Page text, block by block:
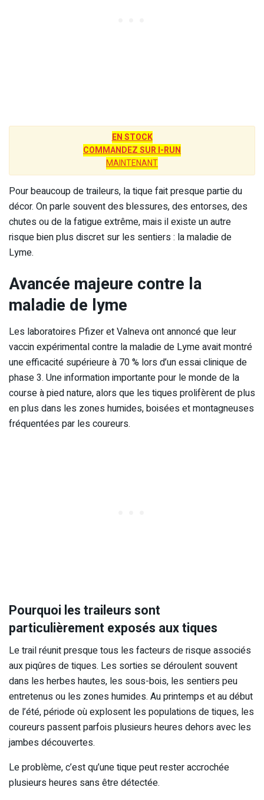
EN STOCK
COMMANDEZ SUR I-RUN
MAINTENANT
Pour beaucoup de traileurs, la tique fait presque partie du
décor. On parle souvent des blessures, des entorses, des
chutes ou de la fatigue extrême, mais il existe un autre
risque bien plus discret sur les sentiers : la maladie de
Lyme.
Avancée majeure contre la
maladie de lyme
Les laboratoires Pfizer et Valneva ont annoncé que leur
vaccin expérimental contre la maladie de Lyme avait montré
une efficacité supérieure à 70 % lors d’un essai clinique de
phase 3. Une information importante pour le monde de la
course à pied nature, alors que les tiques prolifèrent de plus
en plus dans les zones humides, boisées et montagneuses
fréquentées par les coureurs.
Pourquoi les traileurs sont
particulièrement exposés aux tiques
Le trail réunit presque tous les facteurs de risque associés
aux piqûres de tiques. Les sorties se déroulent souvent
dans les herbes hautes, les sous-bois, les sentiers peu
entretenus ou les zones humides. Au printemps et au début
de l’été, période où explosent les populations de tiques, les
coureurs passent parfois plusieurs heures dehors avec les
jambes découvertes.
Le problème, c’est qu’une tique peut rester accrochée
plusieurs heures sans être détectée.